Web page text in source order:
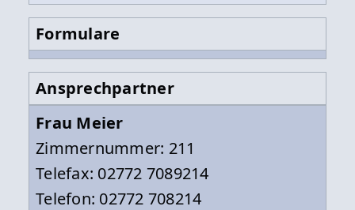
Formulare
Ansprechpartner
Frau Meier
Zimmernummer: 211
Telefax: 02772 7089214
Telefon: 02772 708214